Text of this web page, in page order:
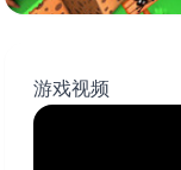
游戏视频